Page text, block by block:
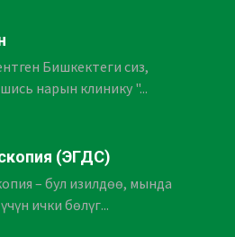
Бишкектеги сиз,
нарын клинику "...
(ЭГДС)
– бул изилдөө, мында
ички бөлүг...